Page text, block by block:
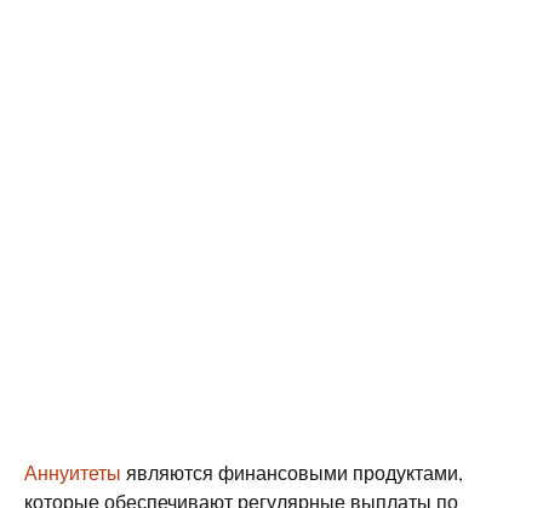
Аннуитеты являются финансовыми продуктами,
которые обеспечивают регулярные выплаты по